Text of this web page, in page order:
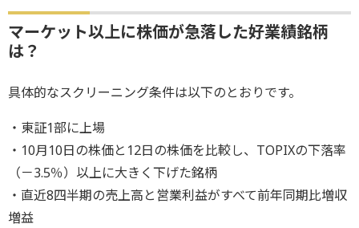
マーケット以上に株価が急落した好業績銘柄
は？
具体的なスクリーニング条件は以下のとおりです。
・東証1部に上場
・10月10日の株価と12日の株価を比較し、TOPIXの下落率
（－3.5％）以上に大きく下げた銘柄
・直近8四半期の売上高と営業利益がすべて前年同期比増収
増益